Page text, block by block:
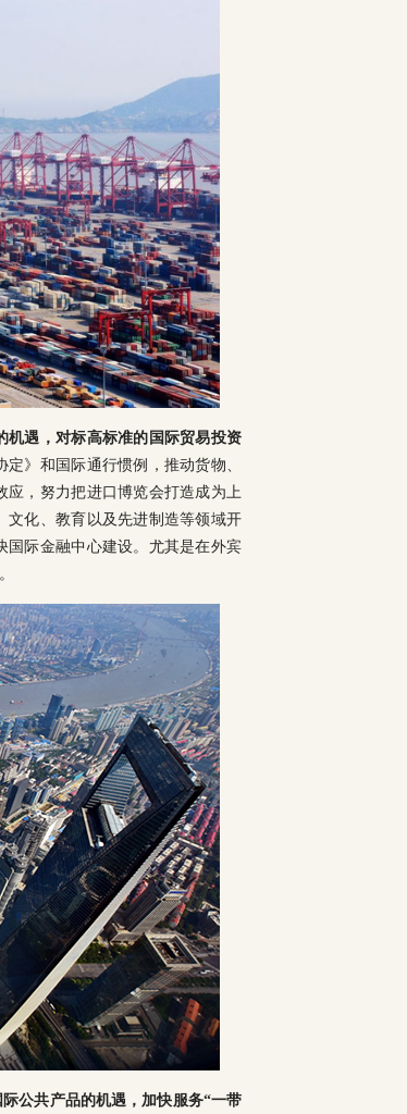
机遇，对标高标准的国际贸易投资
》和国际通行惯例，推动货物、
应，努力把进口博览会打造成为上
文化、教育以及先进制造等领域开
国际金融中心建设。尤其是在外宾
公共产品的机遇，加快服务“一带